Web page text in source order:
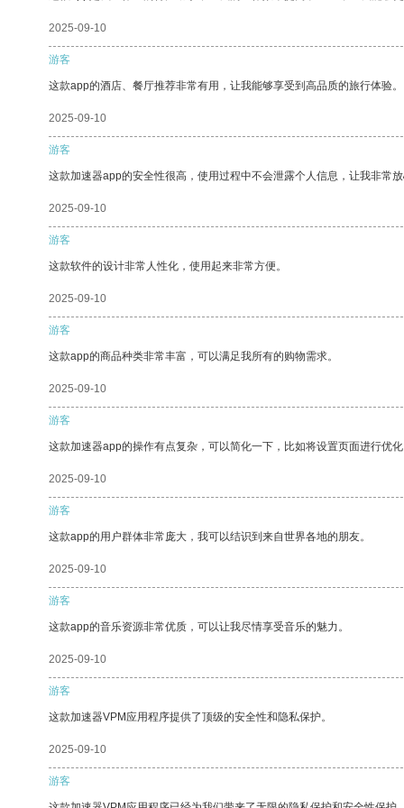
2025-09-10
游客
这款app的酒店、餐厅推荐非常有用，让我能够享受到高品质的旅行体验。
2025-09-10
游客
这款加速器app的安全性很高，使用过程中不会泄露个人信息，让我非常
2025-09-10
游客
这款软件的设计非常人性化，使用起来非常方便。
2025-09-10
游客
这款app的商品种类非常丰富，可以满足我所有的购物需求。
2025-09-10
游客
这款加速器app的操作有点复杂，可以简化一下，比如将设置页面进行优
2025-09-10
游客
这款app的用户群体非常庞大，我可以结识到来自世界各地的朋友。
2025-09-10
游客
这款app的音乐资源非常优质，可以让我尽情享受音乐的魅力。
2025-09-10
游客
这款加速器VPM应用程序提供了顶级的安全性和隐私保护。
2025-09-10
游客